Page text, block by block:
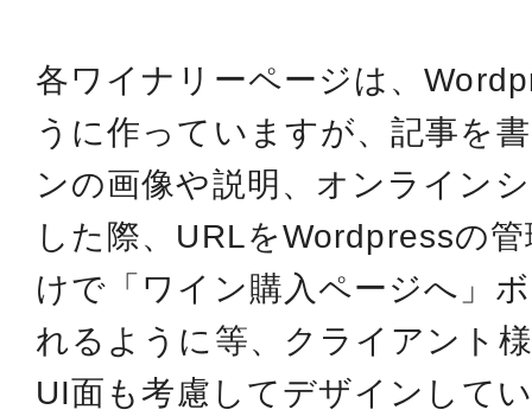
各ワイナリーページは、
うに作っていますが、記事を
ンの画像や説明、オンライン
した際、URLをWordpressの
けで「ワイン購入ページへ」
れるように等、クライアント
UI面も考慮してデザインして